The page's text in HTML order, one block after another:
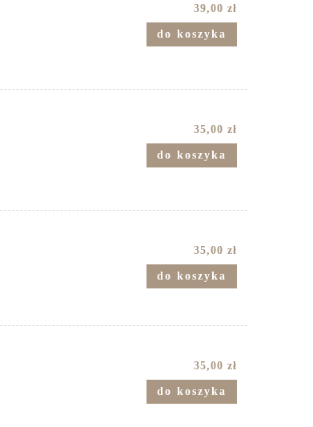
39,00 zł
do koszyka
35,00 zł
do koszyka
35,00 zł
do koszyka
35,00 zł
do koszyka